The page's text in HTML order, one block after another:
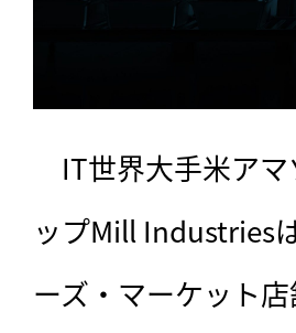
IT世界大手米アマ
ップMill Industries
ーズ・マーケット